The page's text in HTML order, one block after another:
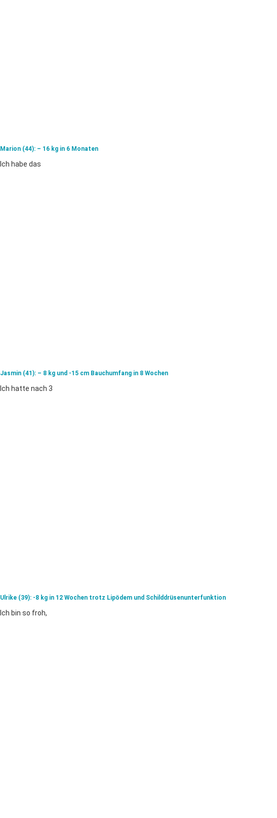
Marion (44): – 16 kg in 6 Monaten
Ich ha­be das
Jasmin (41): – 8 kg und -15 cm Bauchumfang in 8 Wochen
Ich hat­te nach 3
Ulrike (39): -8 kg in 12 Wochen trotz Lipödem und Schilddrüsenunterfunktion
Ich bin so froh,